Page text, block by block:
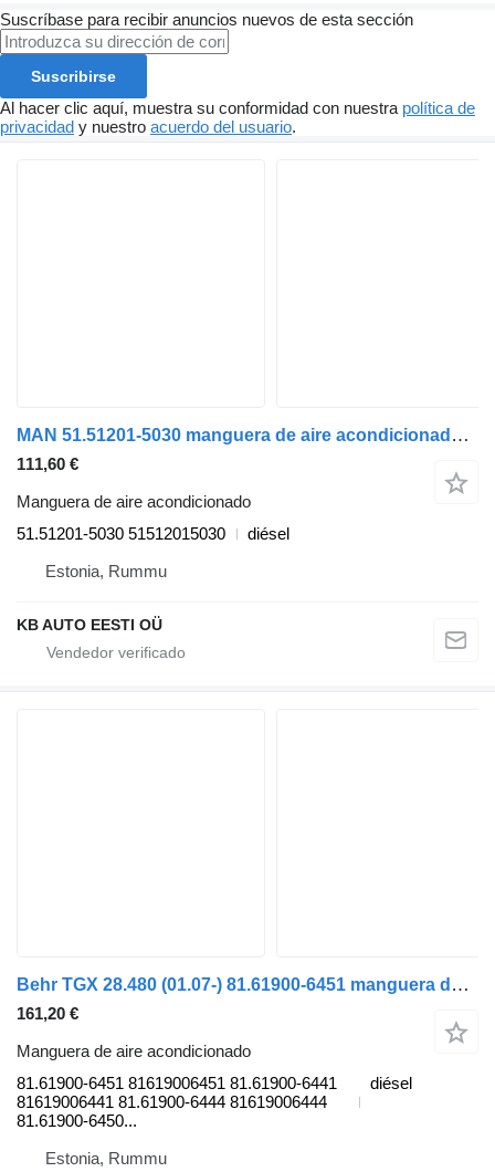
Suscríbase para recibir anuncios nuevos de esta sección
Suscribirse
Al hacer clic aquí, muestra su conformidad con nuestra política de
privacidad y nuestro acuerdo del usuario.
MAN 51.51201-5030 manguera de aire acondicionado para MAN TGL, TGM, TGS, TGX (2005-2021) camión
111,60 €
Manguera de aire acondicionado
51.51201-5030 51512015030
diésel
Estonia, Rummu
KB AUTO EESTI OÜ
Behr TGX 28.480 (01.07-) 81.61900-6451 manguera de aire acondicionado para MAN TGL, TGM, TGS, TGX (2005-2021) camión
161,20 €
Manguera de aire acondicionado
81.61900-6451 81619006451 81.61900-6441
81619006441 81.61900-6444 81619006444
81.61900-6450...
diésel
Estonia, Rummu